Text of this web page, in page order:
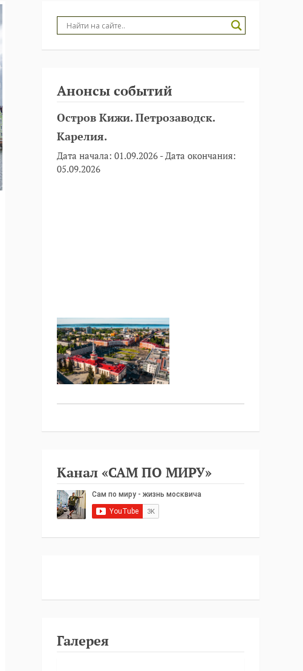
Анонсы событий
Остров Кижи. Петрозаводск.
Карелия.
Дата начала: 01.09.2026 - Дата окончания:
05.09.2026
Канал «САМ ПО МИРУ»
Галерея